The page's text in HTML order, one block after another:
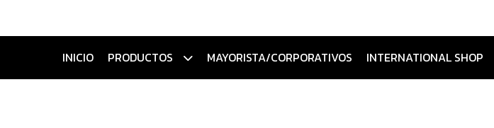
INICIO PRODUCTOS MAYORISTA/CORPORATIVOS INTERNATIONAL SHOP